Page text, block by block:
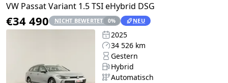
VW Passat Variant 1.5 TSI eHybrid DSG
€34 490 NICHT BEWERTET 0% NEU
2025
34 526 km
Gestern
Hybrid
Automatisch